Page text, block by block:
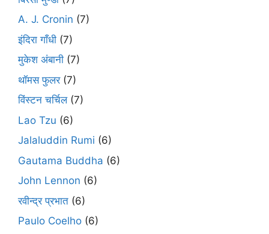
A. J. Cronin (7)
इंदिरा गाँधी (7)
मुकेश अंबानी (7)
थॉमस फुलर(7)
विंस्टन चर्चिल(7)
Lao Tzu (6)
Jalaluddin Rumi (6)
Gautama Buddha (6)
John Lennon (6)
रवीन्द्र प्रभात (6)
Paulo Coelho (6)